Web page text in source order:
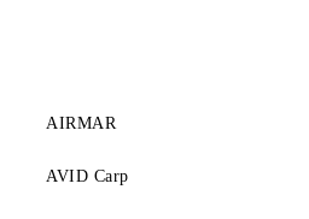
AIRMAR
AVID Carp